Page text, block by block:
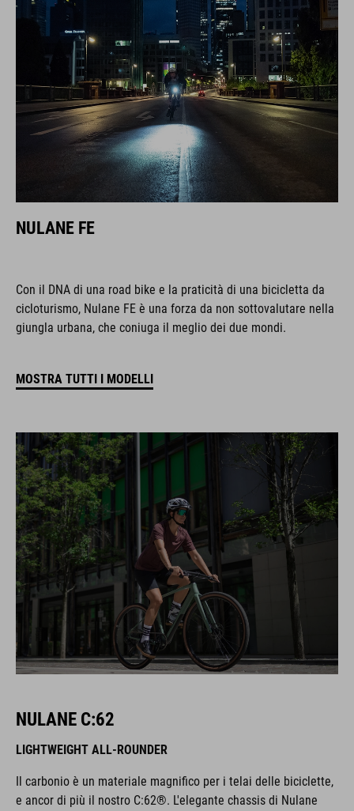
NULANE FE
Con il DNA di una road bike e la praticità di una bicicletta da
cicloturismo, Nulane FE è una forza da non sottovalutare nella
giungla urbana, che coniuga il meglio dei due mondi.
MOSTRA TUTTI I MODELLI
NULANE C:62
LIGHTWEIGHT ALL-ROUNDER
Il carbonio è un materiale magnifico per i telai delle biciclette,
e ancor di più il nostro C:62®. L'elegante chassis di Nulane